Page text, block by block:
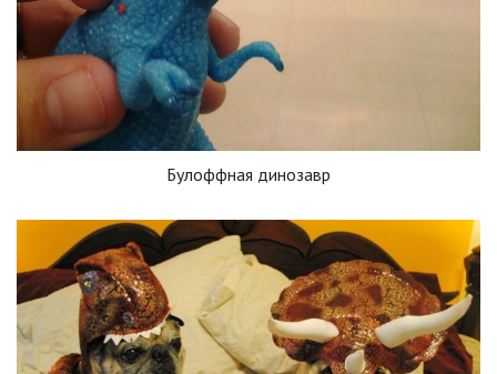
Булоффная динозавр